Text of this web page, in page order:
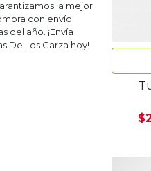
la mejor
con envío
del año. ¡Envía
De Los Garza hoy!